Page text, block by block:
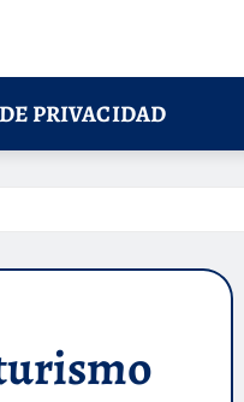
PRIVACIDAD